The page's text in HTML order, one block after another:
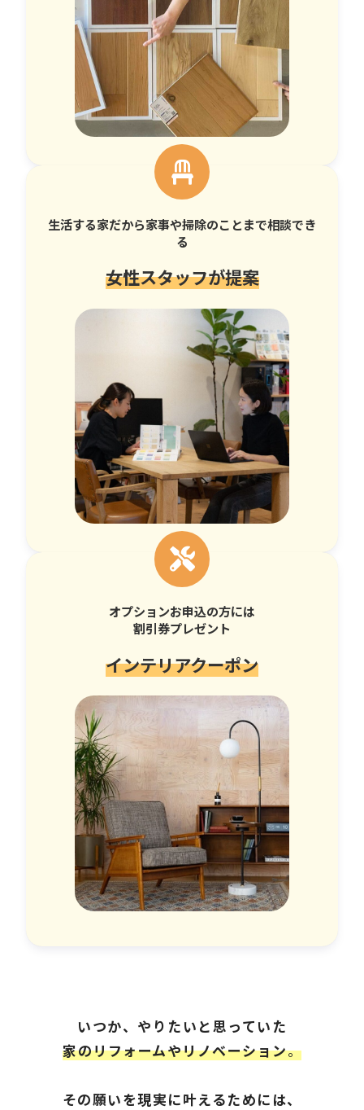
生活する家だから家事や掃除のことまで相談でき
る
女性スタッフが提案
オプションお申込の方には
割引券プレゼント
インテリアクーポン
いつか、やりたいと思っていた
家のリフォームやリノベーション。
その願いを現実に叶えるためには、